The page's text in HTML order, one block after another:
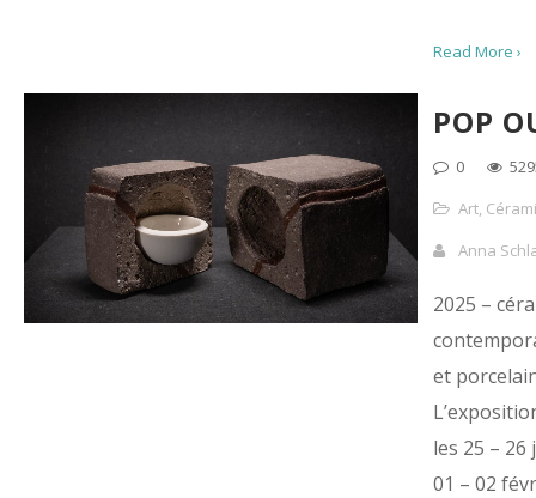
Read More ›
POP
0
Art,
Anna
2025 –
et
les 25 – 26
01 – 02